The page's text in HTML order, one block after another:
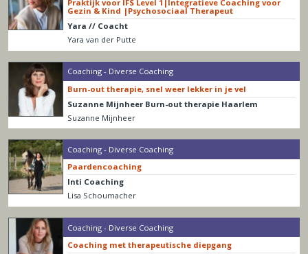
Praktijk voor IFS Level 1|Integratieve Coaching voor
Gezin & Kind |Psychosociaal Therapeut
Yara // Coacht
Yara van der Putte
Coaching - Diverse Coaching
Burn-out therapie, snel weer lekker in je vel
Suzanne Mijnheer Burn-out therapie Haarlem
Suzanne Mijnheer
Coaching - Diverse Coaching
Paardencoaching
Inti Coaching
Lisa Schoumacher
Coaching - Diverse Coaching
Coaching met therapeutische diepgang